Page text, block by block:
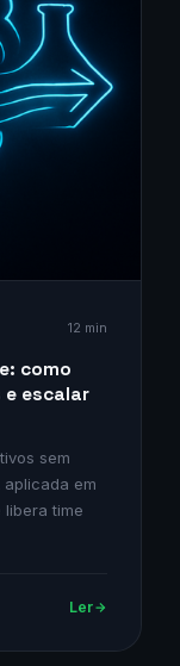
12 min
como
escalar
sem
em
time
Ler